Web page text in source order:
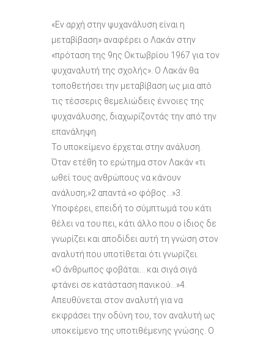
«Εν αρχή στην ψυχανάλυση είναι η
μεταβίβαση» αναφέρει ο Λακάν στην
«πρόταση της 9ης Οκτωβρίου 1967 για τον
ψυχαναλυτή της σχολής». Ο Λακάν θα
τοποθετήσει την μεταβίβαση ως μια από
τις τέσσερις θεμελιώδεις έννοιες της
ψυχανάλυσης, διαχωρίζοντάς την από την
επανάληψη.
Το υποκείμενο έρχεται στην ανάλυση.
Όταν ετέθη το ερώτημα στον Λακάν «τι
ωθεί τους ανθρώπους να κάνουν
ανάλυση;»2 απαντά «ο φόβος…»3.
Υποφέρει, επειδή το σύμπτωμά του κάτι
θέλει να του πει, κάτι άλλο που ο ίδιος δε
γνωρίζει και αποδίδει αυτή τη γνώση στον
αναλυτή που υποτίθεται ότι γνωρίζει.
«Ο άνθρωπος φοβάται… και σιγά σιγά
φτάνει σε κατάσταση πανικού…»4.
Απευθύνεται στον αναλυτή για να
εκφράσει την οδύνη του, τον αναλυτή ως
υποκείμενο της υποτιθέμενης γνώσης. Ο